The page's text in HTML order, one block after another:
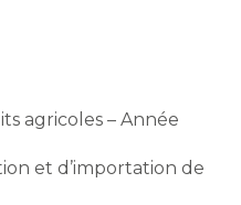
agricoles – Année
et d’importation de